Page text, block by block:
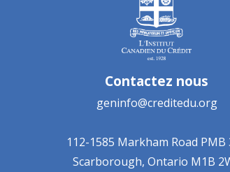
Contactez nous
geninfo@creditedu.org
112-1585 Markham Road PMB
Scarborough, Ontario M1B